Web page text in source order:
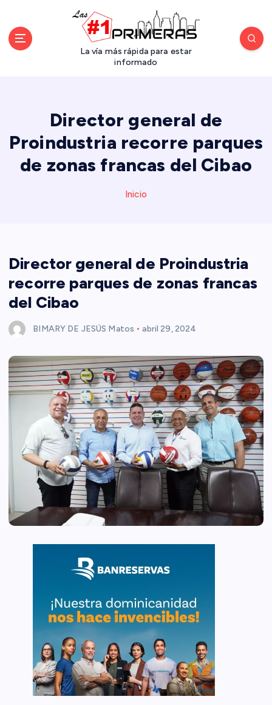
La vía más rápida para estar
informado
Director general de
Proindustria recorre parques
de zonas francas del Cibao
Inicio
Director general de Proindustria
recorre parques de zonas francas
del Cibao
BIMARY DE JESÚS Matos abril 29, 2024